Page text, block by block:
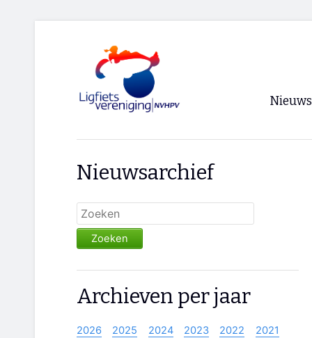
Nieuws
Nieuwsarchief
Zoeken
Archieven per jaar
2026 2025 2024 2023 2022
2021